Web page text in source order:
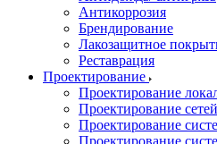
Антикоррозия
Брендирование
Лакозащитное
Реставрация
Проектирование
Проектирование
Проектирование
Проектирование
Проектирование